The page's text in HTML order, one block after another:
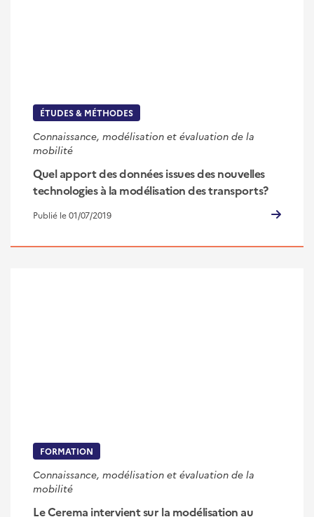
ÉTUDES & MÉTHODES
Connaissance, modélisation et évaluation de la
mobilité
Quel apport des données issues des nouvelles
technologies à la modélisation des transports?
Publié le 01/07/2019
FORMATION
Connaissance, modélisation et évaluation de la
mobilité
Le Cerema intervient sur la modélisation au